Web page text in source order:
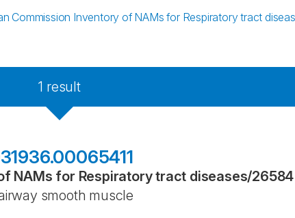
Commission Inventory of NAMs for Respiratory tract
1 result
NAMs for Respiratory tract diseases/26584
smooth muscle